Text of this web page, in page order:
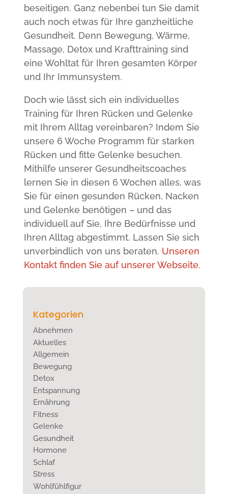
beseitigen. Ganz nebenbei tun Sie damit
auch noch etwas für Ihre ganzheitliche
Gesundheit. Denn Bewegung, Wärme,
Massage, Detox und Krafttraining sind
eine Wohltat für Ihren gesamten Körper
und Ihr Immunsystem.
Doch wie lässt sich ein individuelles
Training für Ihren Rücken und Gelenke
mit Ihrem Alltag vereinbaren? Indem Sie
unsere 6 Woche Programm für starken
Rücken und fitte Gelenke besuchen.
Mithilfe unserer Gesundheitscoaches
lernen Sie in diesen 6 Wochen alles, was
Sie für einen gesunden Rücken, Nacken
und Gelenke benötigen – und das
individuell auf Sie, Ihre Bedürfnisse und
Ihren Alltag abgestimmt. Lassen Sie sich
unverbindlich von uns beraten. Unseren
Kontakt finden Sie auf unserer Webseite.
Kategorien
Abnehmen
Aktuelles
Allgemein
Bewegung
Detox
Entspannung
Ernährung
Fitness
Gelenke
Gesundheit
Hormone
Schlaf
Stress
Wohlfühlfigur